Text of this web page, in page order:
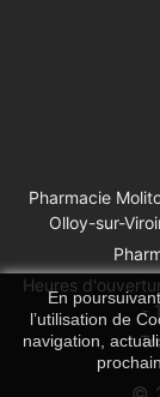
En
l’utilisation de
navigation,
Pharmacie
Olloy-sur-
Heures
-